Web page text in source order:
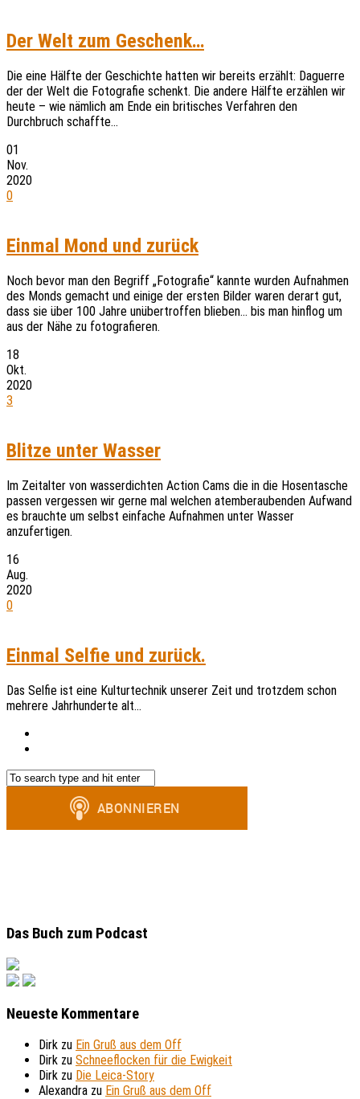
Der Welt zum Geschenk…
Die eine Hälfte der Geschichte hatten wir bereits erzählt: Daguerre
der der Welt die Fotografie schenkt. Die andere Hälfte erzählen wir
heute – wie nämlich am Ende ein britisches Verfahren den
Durchbruch schaffte…
01
Nov.
2020
0
Einmal Mond und zurück
Noch bevor man den Begriff „Fotografie“ kannte wurden Aufnahmen
des Monds gemacht und einige der ersten Bilder waren derart gut,
dass sie über 100 Jahre unübertroffen blieben… bis man hinflog um
aus der Nähe zu fotografieren.
18
Okt.
2020
3
Blitze unter Wasser
Im Zeitalter von wasserdichten Action Cams die in die Hosentasche
passen vergessen wir gerne mal welchen atemberaubenden Aufwand
es brauchte um selbst einfache Aufnahmen unter Wasser
anzufertigen.
16
Aug.
2020
0
Einmal Selfie und zurück.
Das Selfie ist eine Kulturtechnik unserer Zeit und trotzdem schon
mehrere Jahrhunderte alt…
Das Buch zum Podcast
Neueste Kommentare
Dirk zu Ein Gruß aus dem Off
Dirk zu Schneeflocken für die Ewigkeit
Dirk zu Die Leica-Story
Alexandra zu Ein Gruß aus dem Off